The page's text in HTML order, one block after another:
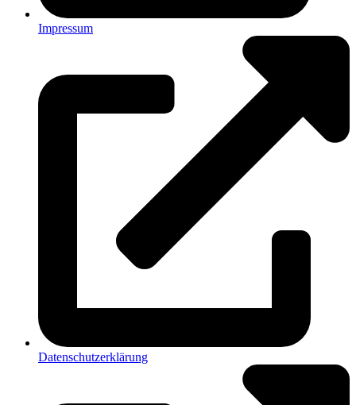
Impressum
Datenschutzerklärung